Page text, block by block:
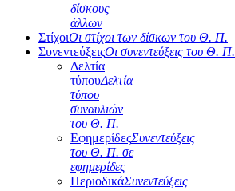
δίσκους
άλλων
ΣτίχοιΟι στίχοι των δίσκων του Θ. Π.
ΣυνεντεύξειςΟι συνεντεύξεις του Θ. Π.
Δελτία
τύπουΔελτία
τύπου
συναυλιών
του Θ. Π.
ΕφημερίδεςΣυνεντεύξεις
του Θ. Π. σε
εφημερίδες
ΠεριοδικάΣυνεντεύξεις